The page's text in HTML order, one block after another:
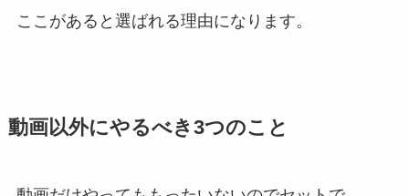
ここがあると選ばれる理由になります。
動画以外にやるべき3つのこと